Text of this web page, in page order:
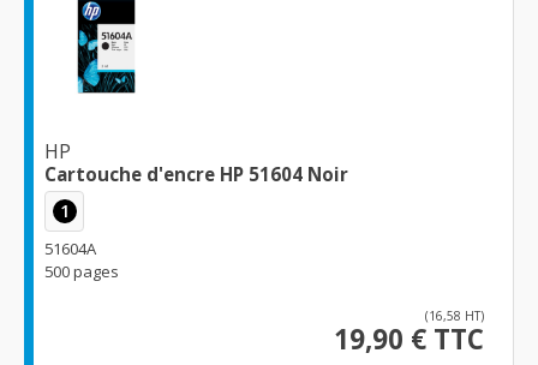
HP
Cartouche d'encre HP 51604 Noir
1
51604A
500 pages
(16,58 HT)
19,90 € TTC